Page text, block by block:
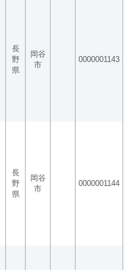
長
野
県
岡谷
市
0000001143
長
野
県
岡谷
市
0000001144